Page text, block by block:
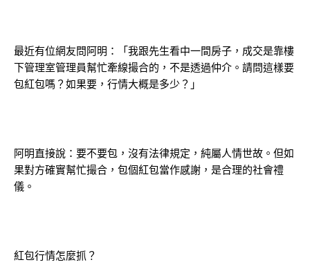
最近有位網友問阿明：「我跟先生看中一間房子，成交是靠樓
下管理室管理員幫忙牽線撮合的，不是透過仲介。請問這樣要
包紅包嗎？如果要，行情大概是多少？」
阿明直接說：要不要包，沒有法律規定，純屬人情世故。但如
果對方確實幫忙撮合，包個紅包當作感謝，是合理的社會禮
儀。
紅包行情怎麼抓？